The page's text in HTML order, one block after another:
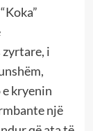
zyrtare, i
e kryenin
një